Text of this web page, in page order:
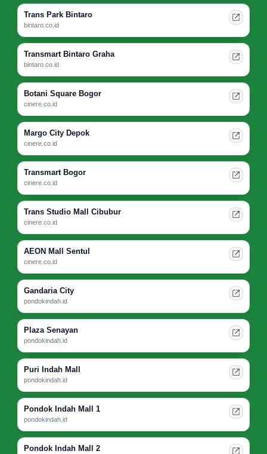
Trans Park Bintaro
bintaro.co.id
Transmart Bintaro Graha
bintaro.co.id
Botani Square Bogor
cinere.co.id
Margo City Depok
cinere.co.id
Transmart Bogor
cinere.co.id
Trans Studio Mall Cibubur
cinere.co.id
AEON Mall Sentul
cinere.co.id
Gandaria City
pondokindah.id
Plaza Senayan
pondokindah.id
Puri Indah Mall
pondokindah.id
Pondok Indah Mall 1
pondokindah.id
Pondok Indah Mall 2